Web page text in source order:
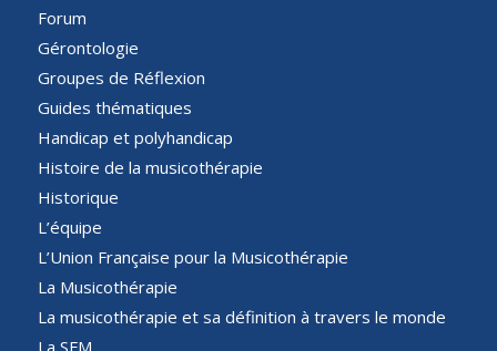
Forum
Gérontologie
Groupes de Réflexion
Guides thématiques
Handicap et polyhandicap
Histoire de la musicothérapie
Historique
L’équipe
L’Union Française pour la Musicothérapie
La Musicothérapie
La musicothérapie et sa définition à travers le monde
La SFM